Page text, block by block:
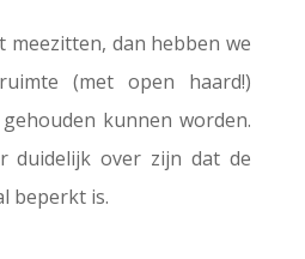
meezitten, dan hebben we
(met open haard!)
kunnen worden.
duidelijk over zijn dat de
beperkt is.